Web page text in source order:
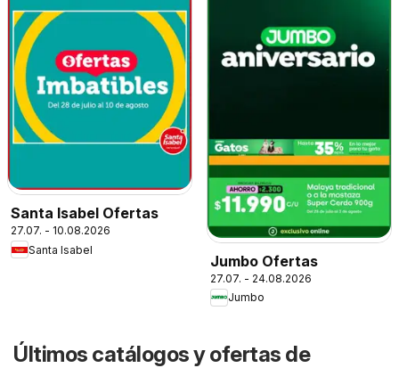
Santa Isabel Ofertas
27.07. - 10.08.2026
Santa Isabel
Jumbo Ofertas
27.07. - 24.08.2026
Jumbo
Últimos catálogos y ofertas de